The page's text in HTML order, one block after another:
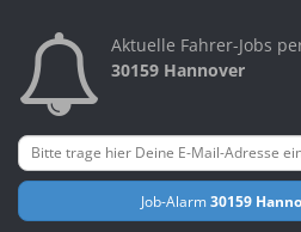
Aktuelle Fahrer-Jobs
30159 Hannover
Job-Alarm30159